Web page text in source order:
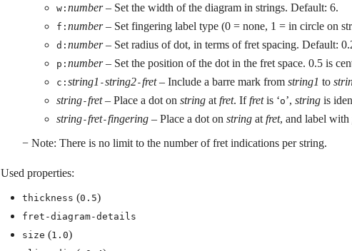
w: number– Set the width of the diagram in strings. Default: 6.
f: number– Set fingering label type (0 = none, 1 = in circle on
d: number– Set radius of dot, in terms of fret spacing. Default:
p: number– Set the position of the dot in the fret space. 0.5 is
c: string1 -string2-fret– Include a barre mark from string1 to
string-fret– Place a dot on string at fret. Iffretis ‘o’, string is
string-fret-fingering – Place a dot on string at fret, and label with
− Note: There is no limit to the number of fret indications per string.
Used properties:
thickness (0.5)
fret-diagram-details
size (1.0)